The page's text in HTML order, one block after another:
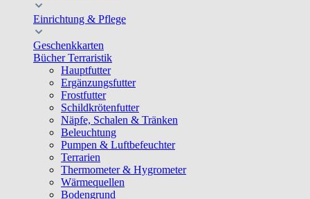
Einrichtung & Pflege
Geschenkkarten
Bücher Terraristik
Hauptfutter
Ergänzungsfutter
Frostfutter
Schildkrötenfutter
Näpfe, Schalen & Tränken
Beleuchtung
Pumpen & Luftbefeuchter
Terrarien
Thermometer & Hygrometer
Wärmequellen
Bodengrund